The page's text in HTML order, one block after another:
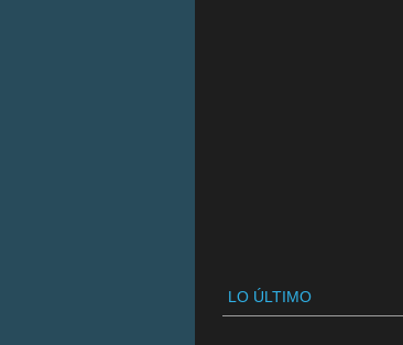
LO ÚLTIMO